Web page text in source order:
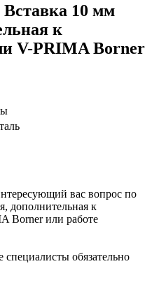
10 мм
к
V-PRIMA Borner
вас вопрос по
дополнительная к
Borner или работе
обязательно